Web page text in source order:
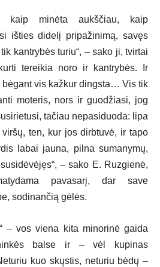
kaip minėta aukščiau, kaip
išties didelį pripažinimą, savęs
kantrybės turiu“, – sako ji, tvirtai
tereikia noro ir kantrybės. Ir
bėgant vis kažkur dingsta… Vis tik
moteris, nors ir guodžiasi, jog
tačiau nepasiduoda: lipa
ten, kur jos dirbtuvė, ir tapo
labai jauna, pilna sumanymų,
– sako E. Ruzgienė,
pavasarį, dar save
sodinančią gėlės.
– vos viena kita minorinė gaida
balse ir – vėl kupinas
kuo skųstis, neturiu bėdų –